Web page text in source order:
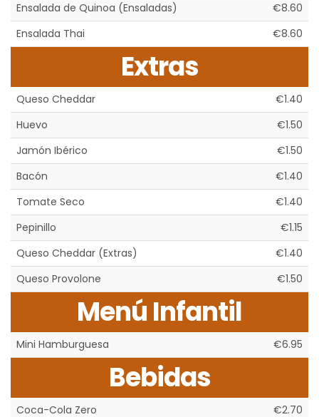
Ensalada de Quinoa (Ensaladas)
€8.60
Ensalada Thai
€8.60
Extras
Queso Cheddar
€1.40
Huevo
€1.50
Jamón Ibérico
€1.50
Bacón
€1.40
Tomate Seco
€1.40
Pepinillo
€1.15
Queso Cheddar (Extras)
€1.40
Queso Provolone
€1.50
Menú Infantil
Mini Hamburguesa €6.95
Bebidas
Coca-Cola Zero €2.70